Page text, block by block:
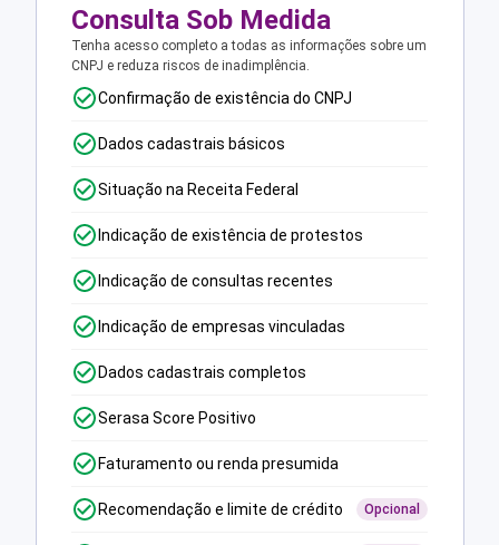
Consulta Sob Medida
Tenha acesso completo a todas as informações sobre um
CNPJ e reduza riscos de inadimplência.
Confirmação de existência do CNPJ
Dados cadastrais básicos
Situação na Receita Federal
Indicação de existência de protestos
Indicação de consultas recentes
Indicação de empresas vinculadas
Dados cadastrais completos
Serasa Score Positivo
Faturamento ou renda presumida
Recomendação e limite de crédito Opcional